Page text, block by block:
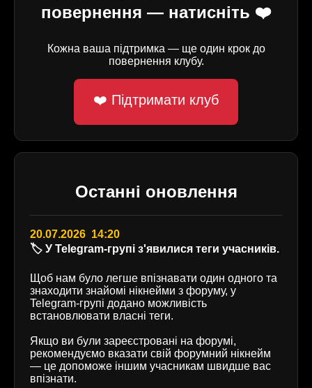
повернення — натисніть ❤️
Кожна ваша підтримка — ще один крок до
повернення клубу.
❤️ Підтримати клуб
Останні оновлення
20.07.2026 14:20
🏷️ У Telegram-групі з'явилися теги учасників.
Щоб нам було легше впізнавати один одного та
знаходити знайомі нікнейми з форуму, у
Telegram-групі додано можливість
встановлювати власні теги.
Якщо ви були зареєстровані на форумі,
рекомендуємо вказати свій форумний нікнейм
— це допоможе іншим учасникам швидше вас
впізнати.